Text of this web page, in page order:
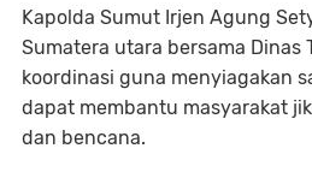
Kapolda Sumut Irjen Agung
Sumatera utara bersama Dinas
koordinasi guna menyiagakan
dapat membantu masyarakat
dan bencana.